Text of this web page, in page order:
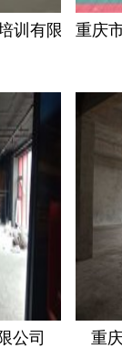
训有限公司
重庆
公司 重